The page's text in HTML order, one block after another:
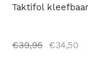
€39,95 €34,50